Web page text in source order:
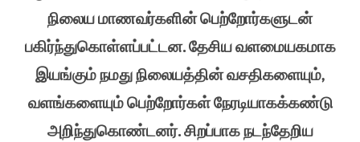
நிலைய மாணவர்களின் பெற்றோர்களுடன்
பகிர்ந்துகொள்ளப்பட்டன. தேசிய வளமையகமாக
இயங்கும் நமது நிலையத்தின் வசதிகளையும்,
வளங்களையும் பெற்றோர்கள் நேரடியாகக்கண்டு
அறிந்துகொண்டனர். சிறப்பாக நடந்தேறிய